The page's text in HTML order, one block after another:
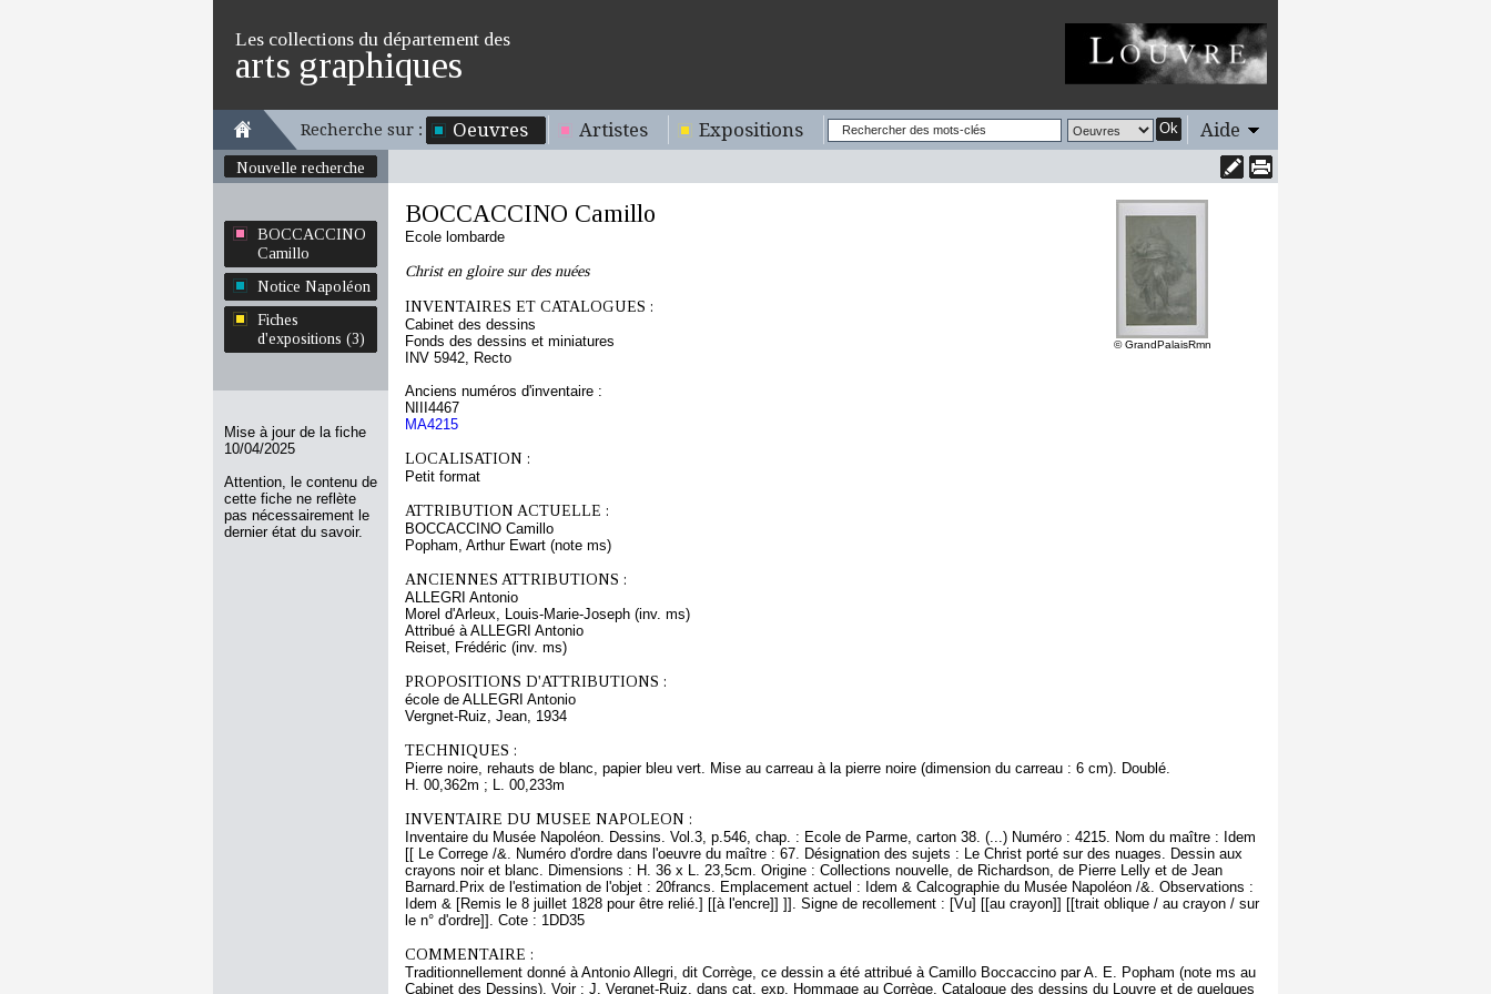
Les collections du département des
arts graphiques
Recherche sur : Oeuvres Artistes Expositions Ok Aide
Nouvelle recherche
BOCCACCINO
Camillo
Notice Napoléon
Fiches
d'expositions (3)
Mise à jour de la fiche
10/04/2025
Attention, le contenu de
cette fiche ne reflète
pas nécessairement le
dernier état du savoir.
© GrandPalaisRmn
BOCCACCINO Camillo
Ecole lombarde
Christ en gloire sur des nuées
INVENTAIRES ET CATALOGUES :
Cabinet des dessins
Fonds des dessins et miniatures
INV 5942, Recto
Anciens numéros d'inventaire :
NIII4467
MA4215
LOCALISATION :
Petit format
ATTRIBUTION ACTUELLE :
BOCCACCINO Camillo
Popham, Arthur Ewart (note ms)
ANCIENNES ATTRIBUTIONS :
ALLEGRI Antonio
Morel d'Arleux, Louis-Marie-Joseph (inv. ms)
Attribué à ALLEGRI Antonio
Reiset, Frédéric (inv. ms)
PROPOSITIONS D'ATTRIBUTIONS :
école de ALLEGRI Antonio
Vergnet-Ruiz, Jean, 1934
TECHNIQUES :
Pierre noire, rehauts de blanc, papier bleu vert. Mise au carreau à la pierre noire (dimension du carreau : 6 cm). Doublé.
H. 00,362m ; L. 00,233m
INVENTAIRE DU MUSEE NAPOLEON :
Inventaire du Musée Napoléon. Dessins. Vol.3, p.546, chap. : Ecole de Parme, carton 38. (...) Numéro : 4215. Nom du maître : Idem
[[ Le Correge /&. Numéro d'ordre dans l'oeuvre du maître : 67. Désignation des sujets : Le Christ porté sur des nuages. Dessin aux
crayons noir et blanc. Dimensions : H. 36 x L. 23,5cm. Origine : Collections nouvelle, de Richardson, de Pierre Lelly et de Jean
Barnard.Prix de l'estimation de l'objet : 20francs. Emplacement actuel : Idem & Calcographie du Musée Napoléon /&. Observations :
Idem & [Remis le 8 juillet 1828 pour être relié.] [[à l'encre]] ]]. Signe de recollement : [Vu] [[au crayon]] [[trait oblique / au crayon / sur
le n° d'ordre]]. Cote : 1DD35
COMMENTAIRE :
Traditionnellement donné à Antonio Allegri, dit Corrège, ce dessin a été attribué à Camillo Boccaccino par A. E. Popham (note ms au
Cabinet des Dessins). Voir : J. Vergnet-Ruiz, dans cat. exp. Hommage au Corrège. Catalogue des dessins du Louvre et de quelques